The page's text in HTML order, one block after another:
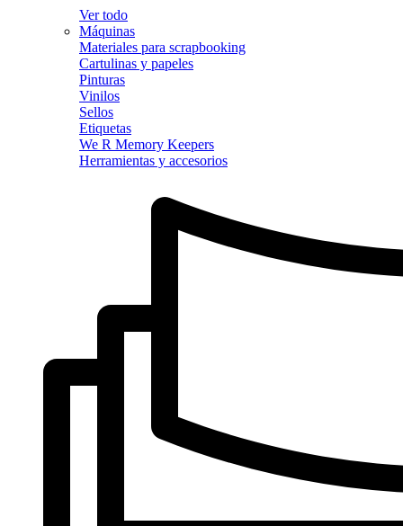
Ver todo
Máquinas
Materiales para scrapbooking
Cartulinas y papeles
Pinturas
Vinilos
Sellos
Etiquetas
We R Memory Keepers
Herramientas y accesorios